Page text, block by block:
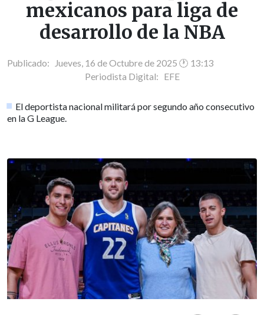
mexicanos para liga de
desarrollo de la NBA
Publicado: Jueves, 16 de Octubre de 2025 🕐 13:13
Periodista Digital: EFE
El deportista nacional militará por segundo año consecutivo
en la G League.